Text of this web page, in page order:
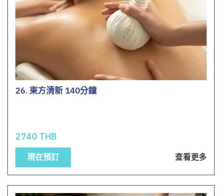
26. 東方清新 140分鐘
2740 THB
現在預訂 查看更多